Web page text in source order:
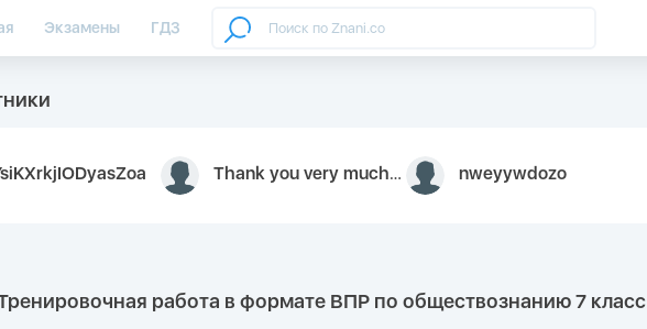
Экзамены ГДЗ
Thank you very much for your inquiry We appreciate you 9126052 https://youtube.com faceapple ! nweyywdozo
работа в формате ВПР по обществознанию 7 класс